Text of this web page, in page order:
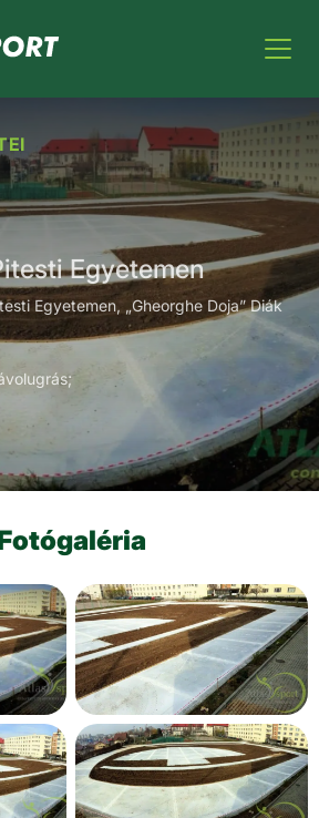
Egyetemen
Egyetemen, „Gheorghe Doja” Diák